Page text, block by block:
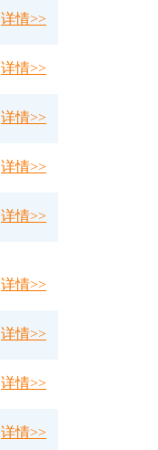
详情>>
详情>>
详情>>
详情>>
详情>>
详情>>
详情>>
详情>>
详情>>